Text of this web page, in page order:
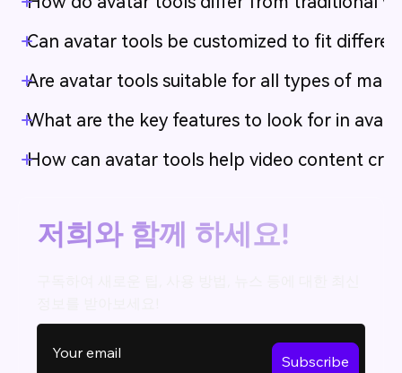
Can avatar tools be customized to fit
Are avatar tools suitable for all types of
What are the key features to look for in
How can avatar tools help video content
저희와 함께 하세요!